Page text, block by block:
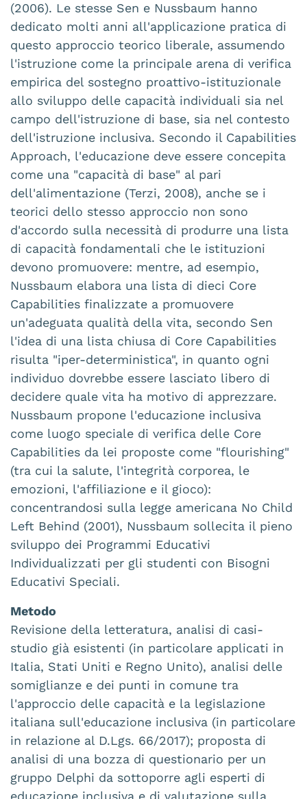
(2006). Le stesse Sen e Nussbaum hanno
dedicato molti anni all'applicazione pratica di
questo approccio teorico liberale, assumendo
l'istruzione come la principale arena di verifica
empirica del sostegno proattivo-istituzionale
allo sviluppo delle capacità individuali sia nel
campo dell'istruzione di base, sia nel contesto
dell'istruzione inclusiva. Secondo il Capabilities
Approach, l'educazione deve essere concepita
come una "capacità di base" al pari
dell'alimentazione (Terzi, 2008), anche se i
teorici dello stesso approccio non sono
d'accordo sulla necessità di produrre una lista
di capacità fondamentali che le istituzioni
devono promuovere: mentre, ad esempio,
Nussbaum elabora una lista di dieci Core
Capabilities finalizzate a promuovere
un'adeguata qualità della vita, secondo Sen
l'idea di una lista chiusa di Core Capabilities
risulta "iper-deterministica", in quanto ogni
individuo dovrebbe essere lasciato libero di
decidere quale vita ha motivo di apprezzare.
Nussbaum propone l'educazione inclusiva
come luogo speciale di verifica delle Core
Capabilities da lei proposte come "flourishing"
(tra cui la salute, l'integrità corporea, le
emozioni, l'affiliazione e il gioco):
concentrandosi sulla legge americana No Child
Left Behind (2001), Nussbaum sollecita il pieno
sviluppo dei Programmi Educativi
Individualizzati per gli studenti con Bisogni
Educativi Speciali.
Metodo
Revisione della letteratura, analisi di casi-
studio già esistenti (in particolare applicati in
Italia, Stati Uniti e Regno Unito), analisi delle
somiglianze e dei punti in comune tra
l'approccio delle capacità e la legislazione
italiana sull'educazione inclusiva (in particolare
in relazione al D.Lgs. 66/2017); proposta di
analisi di una bozza di questionario per un
gruppo Delphi da sottoporre agli esperti di
educazione inclusiva e di valutazione sulla